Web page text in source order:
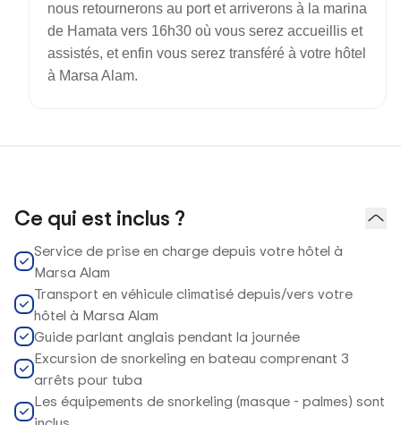
nous retournerons au port et arriverons à la marina
de Hamata vers 16h30 où vous serez accueillis et
assistés, et enfin vous serez transféré à votre hôtel
à Marsa Alam.
Ce qui est inclus ?
Service de prise en charge depuis votre hôtel à
Marsa Alam
Transport en véhicule climatisé depuis/vers votre
hôtel à Marsa Alam
Guide parlant anglais pendant la journée
Excursion de snorkeling en bateau comprenant 3
arrêts pour tuba
Les équipements de snorkeling (masque - palmes) sont